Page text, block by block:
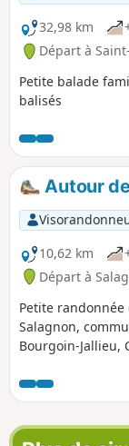
32,98 km
Départ à
Petite balade
balisés
Autour
10,62 km
Départ à
Petite
Salagnon,
Bourgoin-Jallieu,